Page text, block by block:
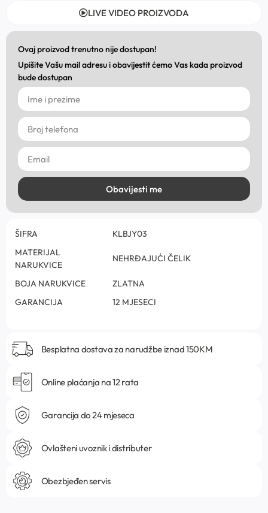
LIVE VIDEO PROIZVODA
Ovaj proizvod trenutno nije dostupan!
Upišite Vašu mail adresu i obavijestit ćemo Vas kada proizvod
bude dostupan
Obavijesti me
ŠIFRA
KLBJY03
MATERIJAL
NARUKVICE
NEHRĐAJUĆI ČELIK
BOJA NARUKVICE
ZLATNA
GARANCIJA
12 MJESECI
Besplatna dostava za narudžbe iznad 150KM
Online plaćanja na 12 rata
Garancija do 24 mjeseca
Ovlašteni uvoznik i distributer
Obezbjeđen servis